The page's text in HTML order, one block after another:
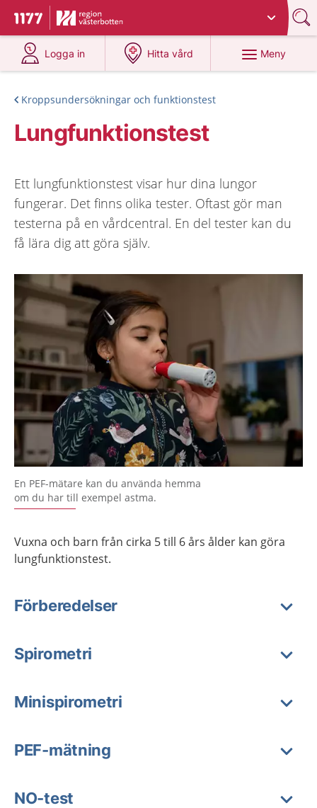
Till startsidan för 1177
Du har valt region
Logga in
på 1177.se
Hitta vård
på 1177.se
Meny
Kroppsundersökningar och funktionstest
Lungfunktionstest
Ett lungfunktionstest visar hur dina lungor
fungerar. Det finns olika tester. Oftast gör man
testerna på en vårdcentral. En del tester kan du
få lära dig att göra själv.
En PEF-mätare kan du använda hemma
om du har till exempel astma.
Vuxna och barn från cirka 5 till 6 års ålder kan göra
lungfunktionstest.
Förberedelser
Spirometri
Minispirometri
PEF-mätning
NO-test